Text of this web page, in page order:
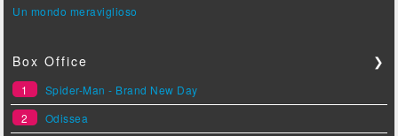
Un mondo meraviglioso
Box Office ❯
1
Spider-Man - Brand New Day
2
Odissea